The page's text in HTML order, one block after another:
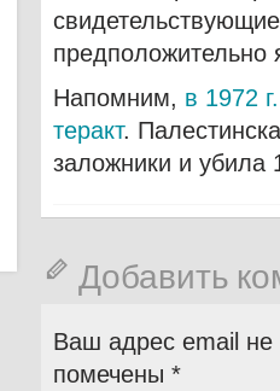
предположительно
Напомним, в 1972
теракт.
заложники и убила
Добавить
Ваш адрес email не
помечены *